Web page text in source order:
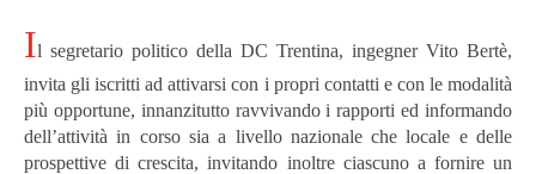
Il segretario politico della DC Trentina, ingegner Vito Bertè,
invita gli iscritti ad attivarsi con i propri contatti e con le modalità
più opportune, innanzitutto ravvivando i rapporti ed informando
dell’attività in corso sia a livello nazionale che locale e delle
prospettive di crescita, invitando inoltre ciascuno a fornire un